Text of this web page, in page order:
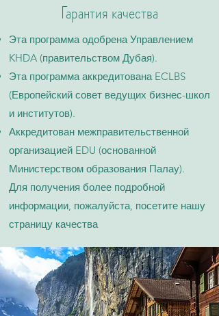
Гарантия качества
Эта программа одобрена Управлением
KHDA (правительством Дубая).
Эта программа аккредитована ECLBS
(Европейский совет ведущих бизнес-школ
и институтов).
Аккредитован межправительственной
организацией EDU (основанной
Министерством образования Палау).
Для получения более подробной
информации, пожалуйста, посетите нашу
страницу качества​